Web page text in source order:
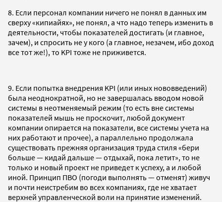
8. Если персонал компании ничего не понял в данных им
сверху «кипиайях», не понял, а что надо теперь изменить в
деятельности, чтобы показателей достигать (и главное,
зачем), и спросить не у кого (а главное, незачем, ибо доход
все тот же!), то KPI тоже не приживется.
9. Если попытка внедрения KPI (или иных нововведений)
была неоднократной, но не завершалась вводом новой
системы в неотменяемый режим (то есть вне системы
показателей мышь не проскочит, любой документ
компании опирается на показатели, все системы учета на
них работают и прочее), а параллельно продолжала
существовать прежняя организация труда стиля «бери
больше — кидай дальше — отдыхай, пока летит», то не
только и новый проект не приведет к успеху, а и любой
иной. Принцип ПВО (погоди выполнять — отменят) живуч
и почти неистребим во всех компаниях, где не хватает
верхней управленческой воли на принятие изменений.